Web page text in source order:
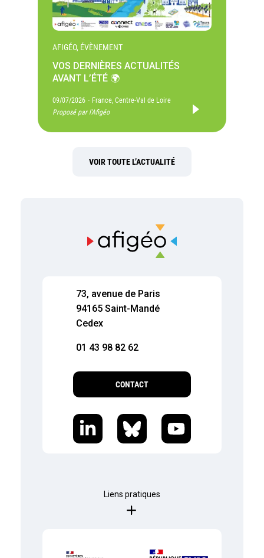
AFIGÉO, ÉVÈNEMENT
VOS DERNIÈRES ACTUALITÉS
AVANT L’ÉTÉ 🌍
09/07/2026 - France, Centre-Val de Loire
Proposé par l'Afigéo
VOIR TOUTE L’ACTUALITÉ
73, avenue de Paris
94165 Saint-Mandé
Cedex
01 43 98 82 62
CONTACT
Liens pratiques